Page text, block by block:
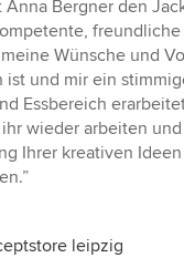
Anna Bergner den
Wünsche und
ist und mir ein
Essbereich
wieder arbeiten
Ihrer kreativen Ideen
leipzig